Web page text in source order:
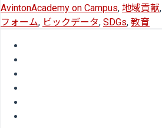
AvintonAcademy on Campus, 地域貢献,
フォーム, ビックデータ, SDGs, 教育